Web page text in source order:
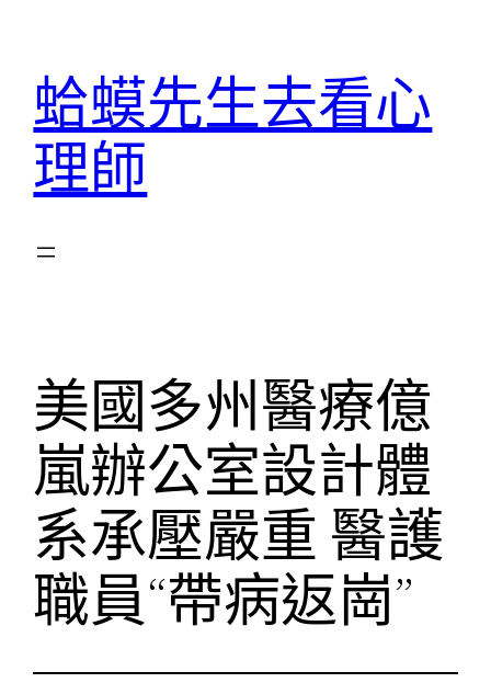
蛤蟆先生去看心
理師
美國多州醫療億
嵐辦公室設計體
系承壓嚴重 醫護
職員“帶病返崗”